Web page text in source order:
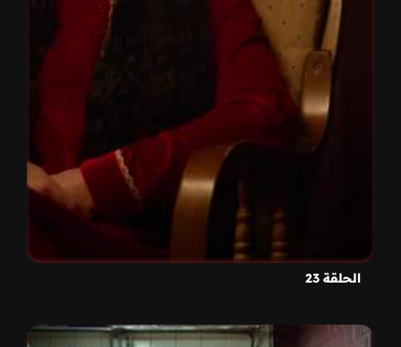
الحلقة 23